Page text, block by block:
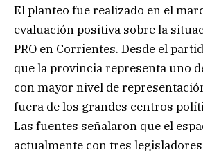
El planteo fue realizado en el
evaluación positiva sobre la
PRO en Corrientes. Desde el
que la provincia representa uno
con mayor nivel de
fuera de los grandes centros
Las fuentes señalaron que el
actualmente con tres